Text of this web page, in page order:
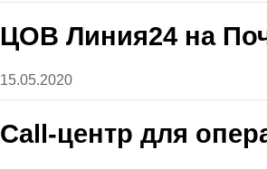
ЦОВ Линия24 на
15.05.2020
Call-центр для